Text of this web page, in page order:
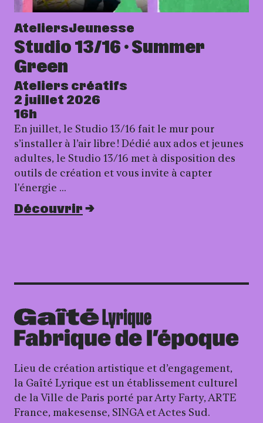
Studio 13/16 · Summer
Green
Ateliers créatifs
2 juillet 2026
16h
En juillet, le Studio 13/16 fait le mur pour
s’installer à l’air libre ! Dédié aux ados et jeunes
adultes, le Studio 13/16 met à disposition des
outils de création et vous invite à capter
l'énergie …
AteliersJeunesse
Découvrir
Lieu de création artistique et d’engagement,
la Gaîté Lyrique est un établissement culturel
de la Ville de Paris porté par Arty Farty, ARTE
France, makesense, SINGA et Actes Sud.